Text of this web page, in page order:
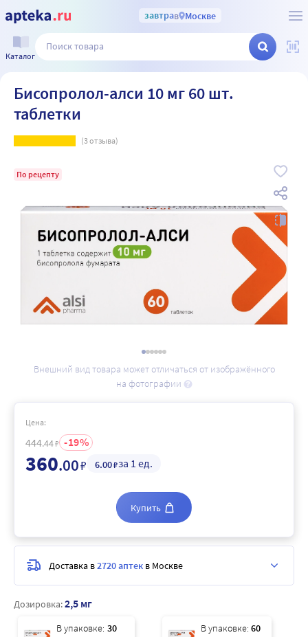
завтрав Москве
Каталог
Бисопролол-алси 10 мг 60 шт.
таблетки
(3отзыва)
По рецепту
Внешний вид товара может отличаться от изображённого
на фотографии
Дозировка:2,5 мг
В упаковке: 30
В упаковке: 60
Цена:
444.44₽ 19
360.00₽ 6.00₽за 1 ед.
Купить
Доставка в2720 аптек в Москве